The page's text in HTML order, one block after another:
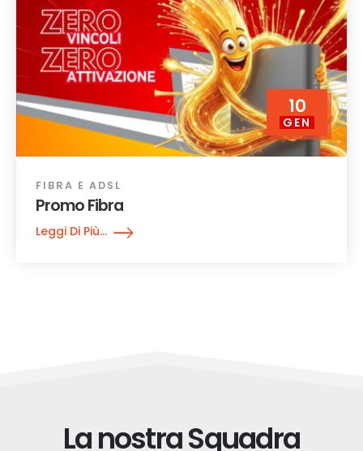
10
GEN
FIBRA E ADSL
Promo Fibra
Leggi Di Più...
La nostra Squadra